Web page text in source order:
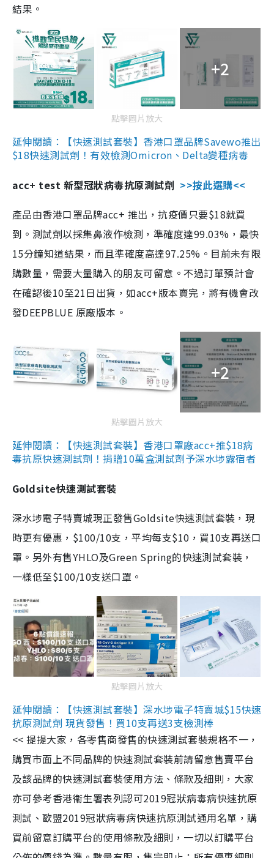
結果。
+2
點擊圖片放大
延伸閱讀：【快速測試套裝】香港口罩品牌Savewo推出
$18快速測試劑！有效檢測Omicron、Delta變種病毒
acc+ test 新型冠狀病毒抗原測試劑 >>按此選購<<
產品由香港口罩品牌acc+ 推出，抗疫價只要$18就買
到。測試劑以採集鼻液作檢測，準確度達99.03%，最快
15分鐘知道結果，而且準確度高達97.25%。目前未有限
購數量，需要大量購入的朋友可留意。不過訂單預計會
在確認後10至21日出貨，如acc+版本賣完，將有機會改
發DEEPBLUE 原廠版本。
+2
點擊圖片放大
延伸閱讀：【快速測試套裝】香港口罩廠acc+推$18病
毒抗原快速測試劑！捐贈10萬盒測試劑予深水埗露宿者
Goldsite快速測試套裝
深水埗電子特賣城現正發售Goldsite快速測試套裝，現
時更有優惠，$100/10支，平均每支$10，買10支再送口
罩。另外有售YHLO及Green Spring的快速測試套裝，
一樣低至$100/10支送口罩。
點擊圖片放大
延伸閱讀：【快速測試套裝】深水埗電子特賣城$15快速
抗原測試劑 現貨發售！買10支再送3支檢測棒
<< 提提大家，各零售商發售的快速測試套裝規格不一，
購買市面上不同品牌的快速測試套裝前請留意售賣平台
及該品牌的快速測試套裝使用方法、條款及細則，大家
亦可參考香港衞生署表列認可2019冠狀病毒病快速抗原
測試、歐盟2019冠狀病毒病快速抗原測試通用名單，購
買前留意訂購平台的使用條款及細則，一切以訂購平台